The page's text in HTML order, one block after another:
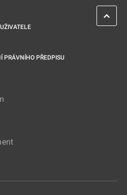
PRÁVNÍHO PŘEDPISU